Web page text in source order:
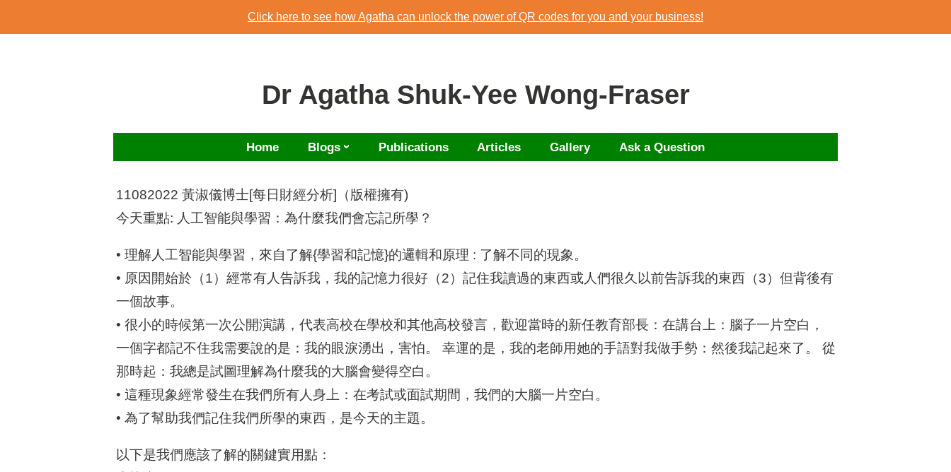
to
Click here to see how Agatha can unlock the power of QR codes for you and your business!
Download Agatha's Annual Blog 2023
Dr Agatha Shuk-Yee Wong-Fraser
Home Blogs Publications Articles Gallery Ask a Question
11082022 黃淑儀博士[每日財經分析]（版權擁有)
今天重點: 人工智能與學習：為什麼我們會忘記所學？
• 理解人工智能與學習，來自了解{學習和記憶}的邏輯和原理 : 了解不同的現象。
• 原因開始於（1）經常有人告訴我，我的記憶力很好（2）記住我讀過的東西或人們很久以前告訴我的東西（3）但背後有
一個故事。
• 很小的時候第一次公開演講，代表高校在學校和其他高校發言，歡迎當時的新任教育部長：在講台上：腦子一片空白，
一個字都記不住我需要說的是：我的眼淚湧出，害怕。 幸運的是，我的老師用她的手語對我做手勢：然後我記起來了。 從
那時起：我總是試圖理解為什麼我的大腦會變得空白。
• 這種現象經常發生在我們所有人身上：在考試或面試期間，我們的大腦一片空白。
• 為了幫助我們記住我們所學的東西，是今天的主題。
以下是我們應該了解的關鍵實用點：